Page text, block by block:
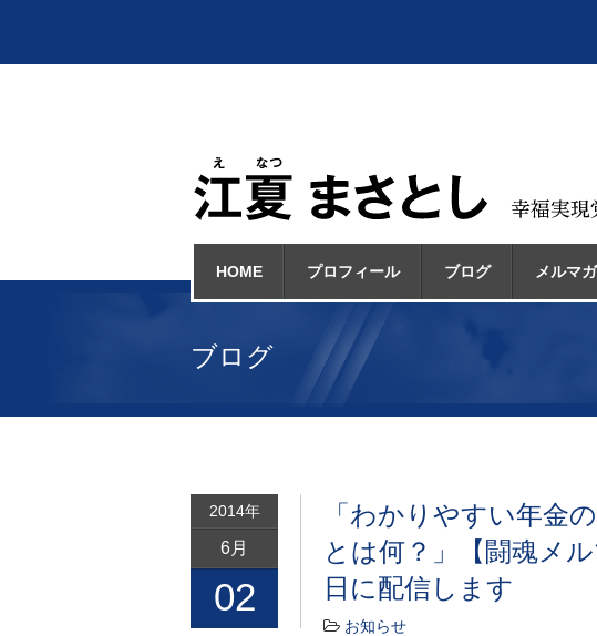
HOME プロフィール ブログ メルマ
ブログ
2014年
6月
02
「わかりやすい年金
とは何？」【闘魂メ
日に配信します
お知らせ